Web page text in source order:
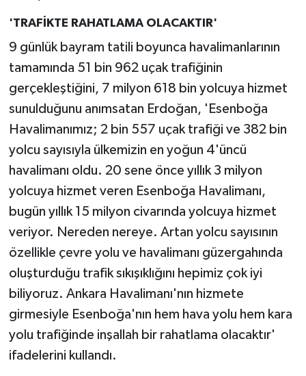
'TRAFİKTE RAHATLAMA OLACAKTIR'
9 günlük bayram tatili boyunca havalimanlarının
tamamında 51 bin 962 uçak trafiğinin
gerçekleştiğini, 7 milyon 618 bin yolcuya hizmet
sunulduğunu anımsatan Erdoğan, 'Esenboğa
Havalimanımız; 2 bin 557 uçak trafiği ve 382 bin
yolcu sayısıyla ülkemizin en yoğun 4'üncü
havalimanı oldu. 20 sene önce yıllık 3 milyon
yolcuya hizmet veren Esenboğa Havalimanı,
bugün yıllık 15 milyon civarında yolcuya hizmet
veriyor. Nereden nereye. Artan yolcu sayısının
özellikle çevre yolu ve havalimanı güzergahında
oluşturduğu trafik sıkışıklığını hepimiz çok iyi
biliyoruz. Ankara Havalimanı'nın hizmete
girmesiyle Esenboğa'nın hem hava yolu hem kara
yolu trafiğinde inşallah bir rahatlama olacaktır'
ifadelerini kullandı.